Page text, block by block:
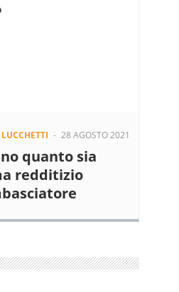
- 28 AGOSTO 2021
quanto sia
redditizio